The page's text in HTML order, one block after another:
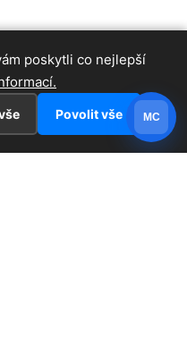
poskytli co nejlepší
Povolit vše MC